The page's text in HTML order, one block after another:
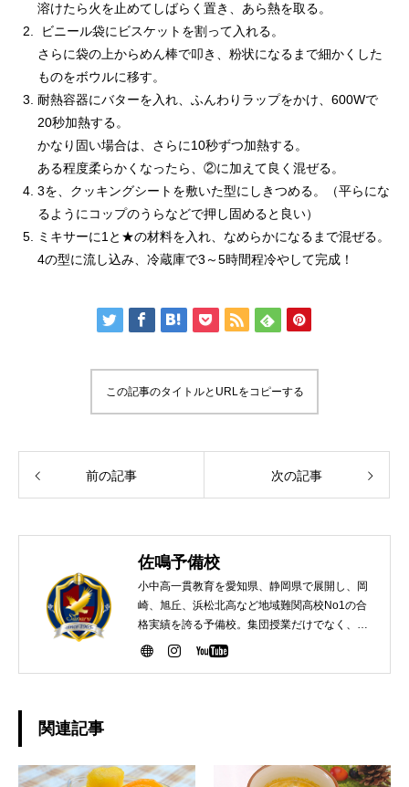
溶けたら火を止めてしばらく置き、あら熱を取る。
ビニール袋にビスケットを割って入れる。
さらに袋の上からめん棒で叩き、粉状になるまで細かくした
ものをボウルに移す。
耐熱容器にバターを入れ、ふんわりラップをかけ、600Wで
20秒加熱する。
かなり固い場合は、さらに10秒ずつ加熱する。
ある程度柔らかくなったら、②に加えて良く混ぜる。
3を、クッキングシートを敷いた型にしきつめる。（平らにな
るようにコップのうらなどで押し固めると良い）
ミキサーに1と★の材料を入れ、なめらかになるまで混ぜる。
4の型に流し込み、冷蔵庫で3～5時間程冷やして完成！
この記事のタイトルとURLをコピーする
前の記事 次の記事
佐鳴予備校
小中高一貫教育を愛知県、静岡県で展開し、岡
崎、旭丘、浜松北高など地域難関高校No1の合
格実績を誇る予備校。集団授業だけでなく、生
徒のニーズに合わせた個別指導、大学受験向け
関連記事